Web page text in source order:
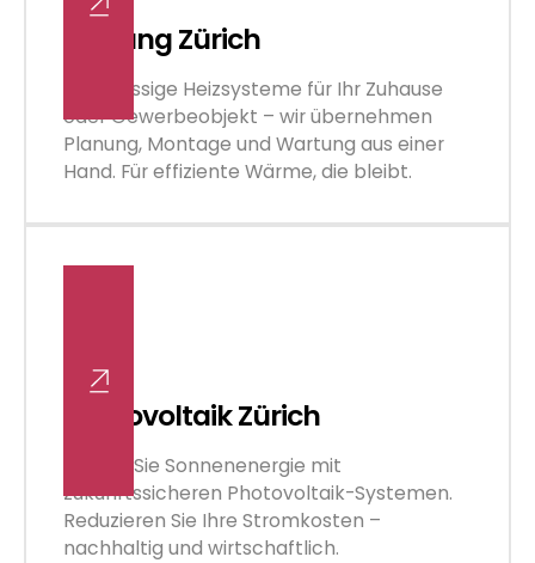
Heizung Zürich
Zuverlässige Heizsysteme für Ihr Zuhause
oder Gewerbeobjekt – wir übernehmen
Planung, Montage und Wartung aus einer
Hand. Für effiziente Wärme, die bleibt.
Photovoltaik Zürich
Nutzen Sie Sonnenenergie mit
zukunftssicheren Photovoltaik-Systemen.
Reduzieren Sie Ihre Stromkosten –
nachhaltig und wirtschaftlich.